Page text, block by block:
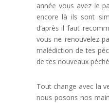
année vous avez le
encore là ils sont
d’après il faut
vous ne renouvelez
malédiction de tes
de tes nouveaux
Tout change avec la
nous posons nos